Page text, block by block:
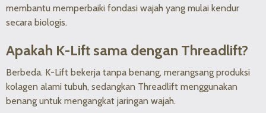
membantu memperbaiki fondasi wajah yang mulai kendur
secara biologis.
Apakah K-Lift sama dengan Threadlift?
Berbeda. K-Lift bekerja tanpa benang, merangsang produksi
kolagen alami tubuh, sedangkan Threadlift menggunakan
benang untuk mengangkat jaringan wajah.